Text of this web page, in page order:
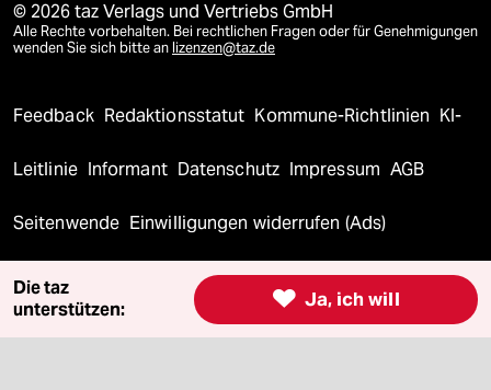
© 2026 taz Verlags und Vertriebs GmbH
Alle Rechte vorbehalten. Bei rechtlichen Fragen oder für Genehmigungen
wenden Sie sich bitte an lizenzen@taz.de
Feedback Redaktionsstatut Kommune-Richtlinien KI-
Leitlinie Informant Datenschutz Impressum AGB
Seitenwende Einwilligungen widerrufen (Ads)
 Ja, ich will
Die taz
unterstützen: